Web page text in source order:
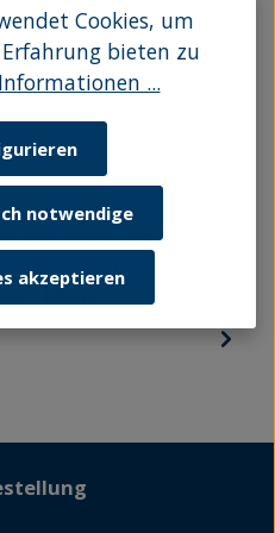
– weit
hinaus –
Mehr
Cookies, um
bieten zu
...
notwendige
akzeptieren